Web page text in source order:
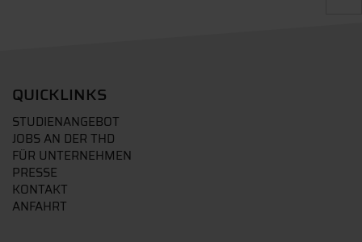
QUICKLINKS
STUDIENANGEBOT
JOBS AN DER THD
FÜR UNTERNEHMEN
PRESSE
KONTAKT
ANFAHRT